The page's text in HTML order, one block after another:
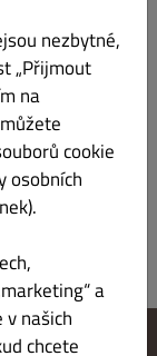
Kč 255.00
nezbytné,
„Přijmout
na
cookie
osobních
a
v našich
chcete